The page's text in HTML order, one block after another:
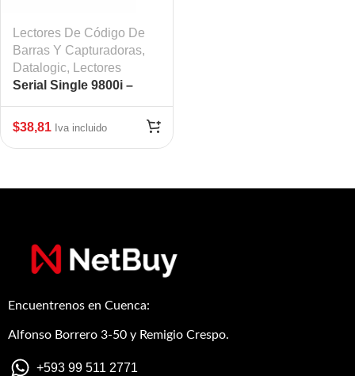
Lectores De Código De
Barras Y Capturadoras,
Datalogic,
Lectores
Serial Single 9800i –
PC 15 “
$38,81 Iva incluido
Encuentrenos en Cuenca:
Alfonso Borrero 3-50 y Remigio Crespo.
+593 99 511 2771